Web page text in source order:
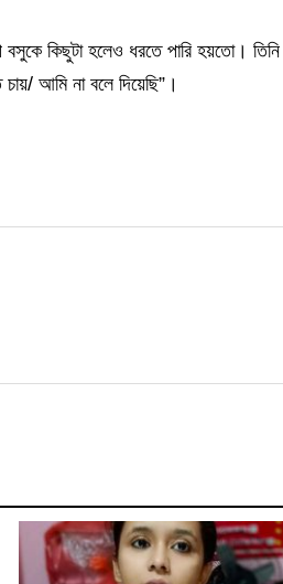
কিছুটা হলেও ধরতে পারি হয়তো। তিনি
আমি না বলে দিয়েছি”।